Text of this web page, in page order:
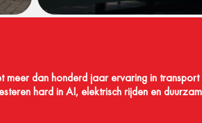
meer dan honderd jaar ervaring in
hard in AI, elektrisch rijden en